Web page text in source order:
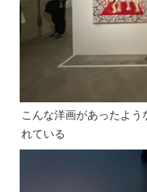
こんな洋画があったよ
れている